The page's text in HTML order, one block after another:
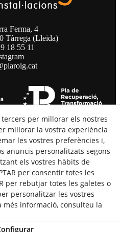
Ferma, 4
Tàrrega (Lleida)
18 55 11
Legal
de Cookies
de Privacitat
- Tots els drets reservats.
per millorar els nostres
millorar la vostra experiència
les vostres preferències i,
anuncis personalitzats segons
els vostres hàbits de
per consentir totes les
per rebutjar totes les galetes o
personalitzar les vostres
més informació, consulteu la